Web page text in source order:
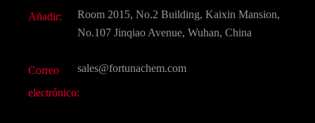
Sabores y fragancias
CAS químico
Todos los productos químicos finos
Preguntas frecuentes (FAQ)
Añadir:
Room 2015, No.2 Building, Kaixin Mansion,
No.107 Jinqiao Avenue, Wuhan, China
Correo
electrónico:
sales@fortunachem.com